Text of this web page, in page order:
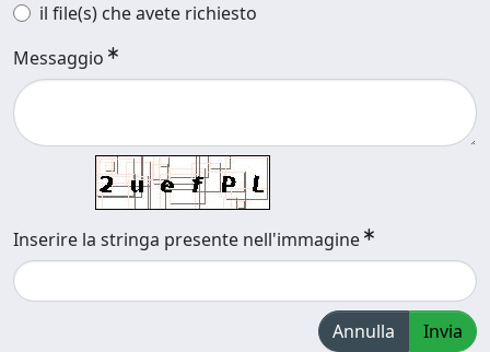
il file(s) che avete richiesto
Messaggio
Inserire la stringa presente nell'immagine
Annulla Invia